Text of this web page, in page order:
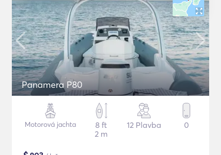
Panamera P80
Motorová jachta
8 ft
2 m
12 Plavba 0